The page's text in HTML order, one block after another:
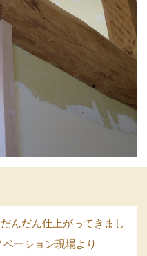
んだん仕上がってきまし
ーション現場より